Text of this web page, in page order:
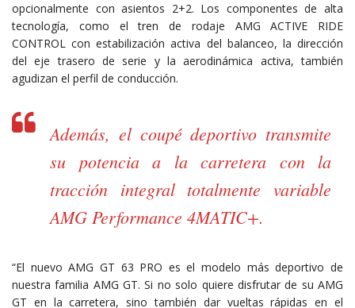
opcionalmente con asientos 2+2. Los componentes de alta
tecnología, como el tren de rodaje AMG ACTIVE RIDE
CONTROL con estabilización activa del balanceo, la dirección
del eje trasero de serie y la aerodinámica activa, también
agudizan el perfil de conducción.
Además, el coupé deportivo transmite
su potencia a la carretera con la
tracción integral totalmente variable
AMG Performance 4MATIC+.
“El nuevo AMG GT 63 PRO es el modelo más deportivo de
nuestra familia AMG GT. Si no solo quiere disfrutar de su AMG
GT en la carretera, sino también dar vueltas rápidas en el